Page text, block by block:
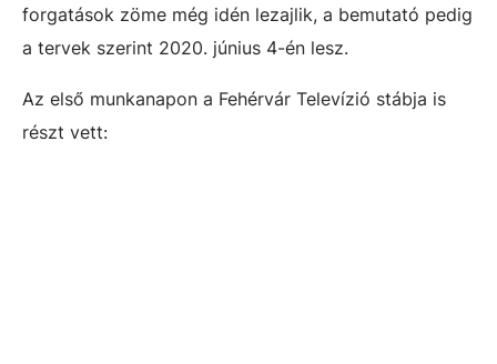
forgatások zöme még idén lezajlik, a bemutató pedig
a tervek szerint 2020. június 4-én lesz.
Az első munkanapon a Fehérvár Televízió stábja is
részt vett: